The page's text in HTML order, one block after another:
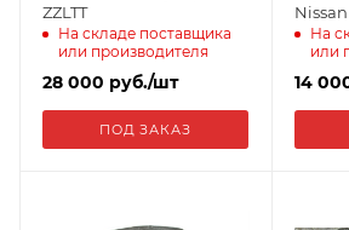
ZZLTT
На складе поставщика
или производителя
28 000 руб./шт
ПОД ЗАКАЗ
Nissan
На
или
14